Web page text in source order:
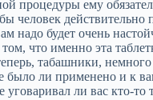
процедуры ему
человек действительно
надо будет очень
что именно эта
табашники, немного
было ли применено и к
ли вас кто-то